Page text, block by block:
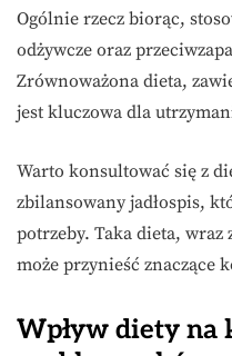
Ogólnie rzecz biorąc,
odżywcze oraz
Zrównoważona dieta,
jest kluczowa dla
Warto konsultować się z
zbilansowany jadłospis,
potrzeby. Taka dieta,
może przynieść znaczące
Wpływ diety na